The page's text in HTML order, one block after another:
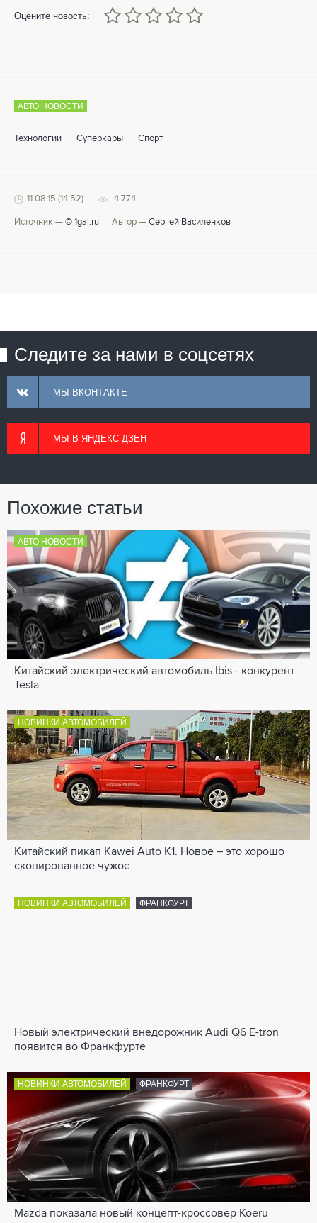
Оцените новость:
0
1 3 4 5
АВТО НОВОСТИ
Технологии Суперкары Спорт
11.08.15 (14:52) 4 774
Источник — © 1gai.ru Автор — Сергей Василенков
Следите за нами в соцсетях
МЫ ВКОНТАКТЕ
МЫ В ЯНДЕКС ДЗЕН
Похожие статьи
АВТО НОВОСТИ
Китайский электрический автомобиль Ibis - конкурент
Tesla
НОВИНКИ АВТОМОБИЛЕЙ
Китайский пикап Kawei Auto К1. Новое – это хорошо
скопированное чужое
НОВИНКИ АВТОМОБИЛЕЙ ФРАНКФУРТ
Новый электрический внедорожник Audi Q6 E-tron
появится во Франкфурте
НОВИНКИ АВТОМОБИЛЕЙ ФРАНКФУРТ
Mazda показала новый концепт-кроссовер Koeru